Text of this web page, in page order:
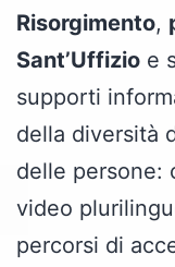
Risorgimento,
Sant’Uffizio e
supporti
della diversità
delle persone:
video
percorsi di